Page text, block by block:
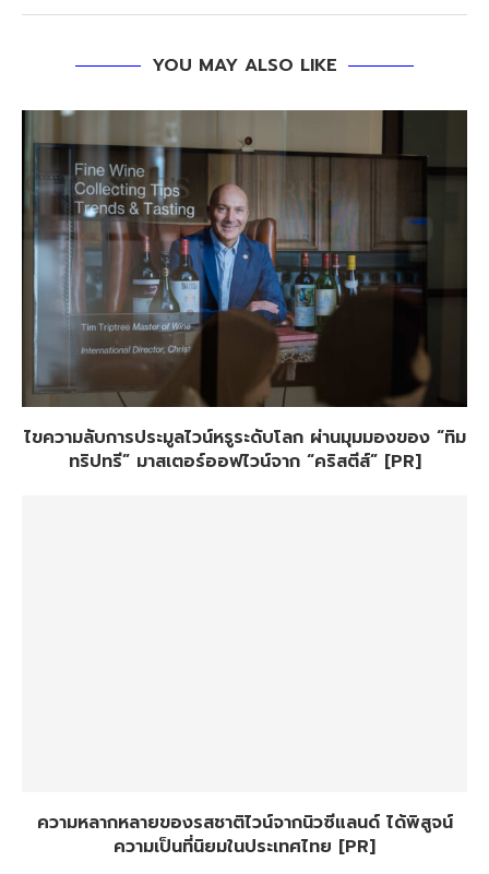
YOU MAY ALSO LIKE
ไขความลับการประมูลไวน์หรูระดับโลก ผ่านมุมมองของ “ทิม
ทริปทรี” มาสเตอร์ออฟไวน์จาก “คริสตีส์” [PR]
ความหลากหลายของรสชาติไวน์จากนิวซีแลนด์ ได้พิสูจน์
ความเป็นที่นิยมในประเทศไทย [PR]